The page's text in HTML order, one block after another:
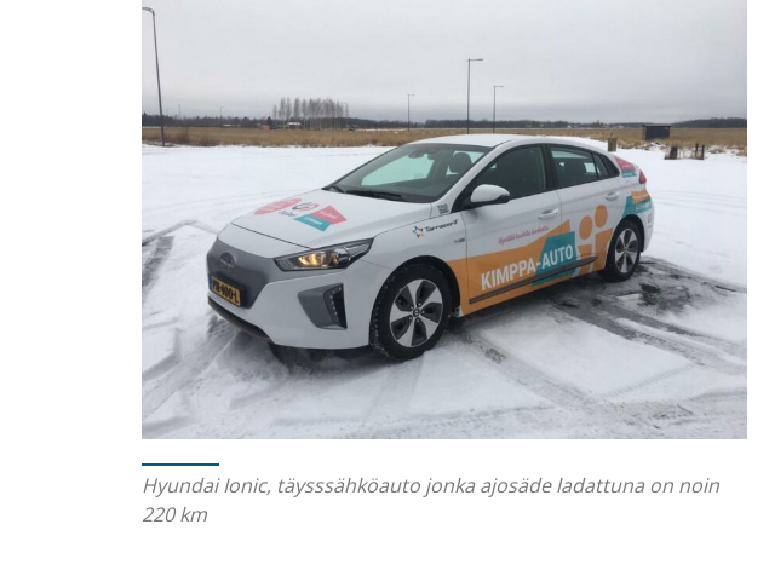
Hyundai Ionic, täysssähköauto jonka ajosäde ladattuna on noin
220 km